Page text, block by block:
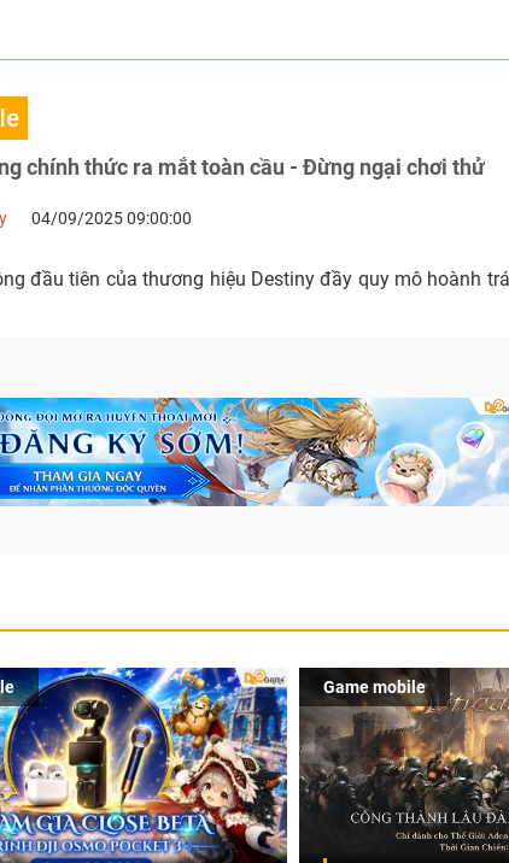
Destiny: Rising chính thức ra mắt toàn cầu - Đừng ngại chơi thử
04/09/2025 09:00:00
đầu tiên của thương hiệu Destiny đầy quy mô hoành
Game mobile